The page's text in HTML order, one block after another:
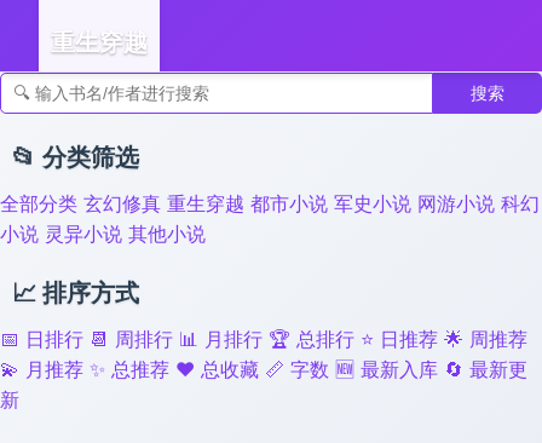
重生穿越
搜索
📂 分类筛选
全部分类 玄幻修真 重生穿越 都市小说 军史小说 网游小说 科幻
小说 灵异小说 其他小说
📈 排序方式
📅 日排行 📆 周排行 📊 月排行 🏆 总排行 ⭐ 日推荐 🌟 周推荐
💫 月推荐 ✨ 总推荐 ❤️ 总收藏 📏 字数 🆕 最新入库 🔄 最新更
新